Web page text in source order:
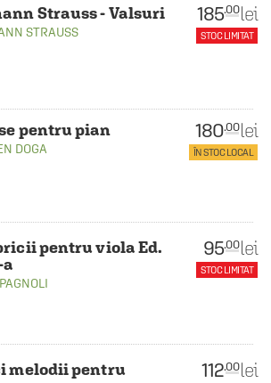
Strauss - Valsuri
STRAUSS
185.00 lei
STOC LIMITAT
pentru pian
DOGA
180.00 lei
ÎN STOC LOCAL
pentru viola Ed.
95.00 lei
STOC LIMITAT
melodii pentru
112.00 lei